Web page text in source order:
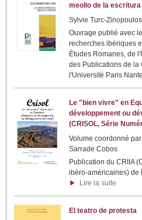
meollo de la escritura
Sylvie Turc-Zinopoulos
Ouvrage publié avec
recherches ibériques
Études Romanes, de
des Publications de la
l'Université Paris
Le "bien vivre" en
développement ou
(CRISOL, Série
Volume coordonné
Sarrade Cobos
Publication du CRIIA
ibéro-américaines) de
Lire la suite
El teatro de protesta